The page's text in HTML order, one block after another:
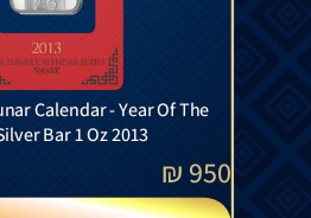
Calendar - Year Of The
Bar 1 Oz 2013
950
₪